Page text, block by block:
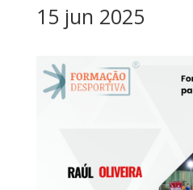
15 jun 2025